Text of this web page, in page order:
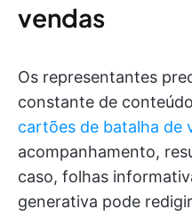
vendas
Os representantes
constante de
cartões de batalha de
acompanhamento,
caso, folhas
generativa pode